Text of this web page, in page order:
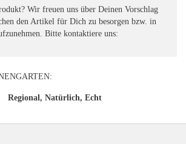
Wir freuen uns über Deinen Vorschlag
den Artikel für Dich zu besorgen bzw. in
Bitte kontaktiere uns:
Regional, Natürlich, Echt